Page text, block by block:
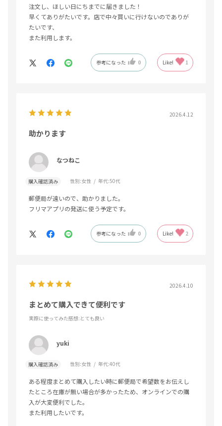
注文し、ほしい日にちまでに届きました！
早くてありがたいです。店で中々買いに行けないのでありが
たいです、
また利用します。
参考になった 0 Like! 1
2026.4.12
助かります
なつねこ
購入確認済み 性別:女性 年代:50代
郵便局が遠いので、助かりました。
フリマアプリの発送に使う予定です。
参考になった 0 Like! 2
2026.4.10
まとめて購入できて便利です
実際に使ってみた感想:とても良い
yuki
購入確認済み 性別:女性 年代:40代
ある程度まとめて購入したい時に郵便局で希望数をお伝えし
たところ在庫が無い場合が多かったため、オンラインでの購
入が大変便利でした。
また利用したいです。